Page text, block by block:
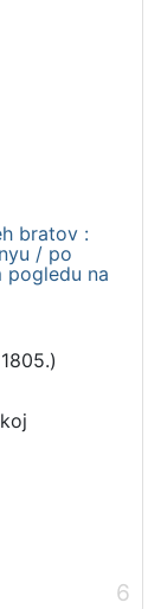
bratov :
/ po
pogledu na
6